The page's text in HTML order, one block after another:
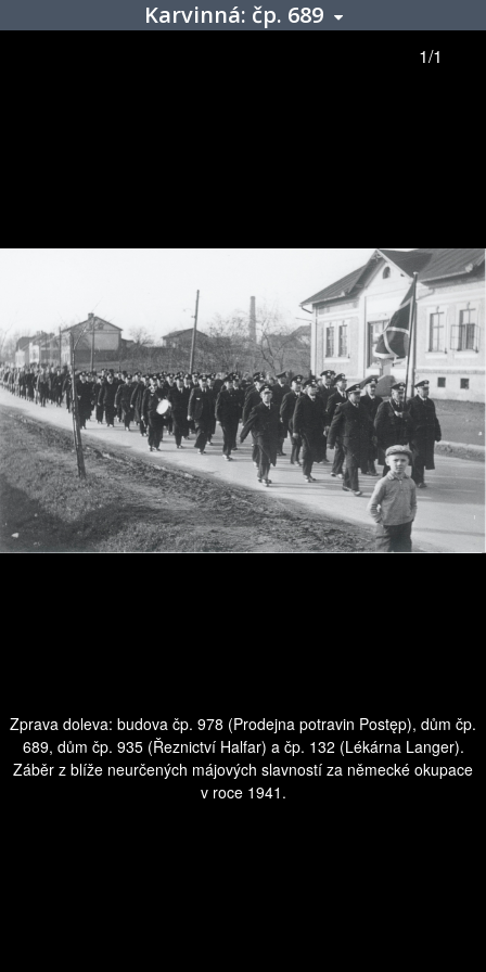
Karvinná: čp. 689
1/1